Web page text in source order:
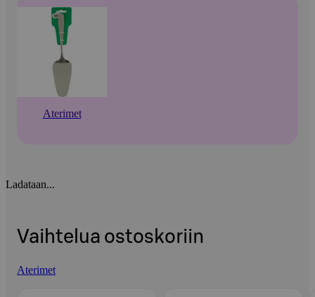
Aterimet
Ladataan...
Vaihtelua ostoskoriin
Aterimet